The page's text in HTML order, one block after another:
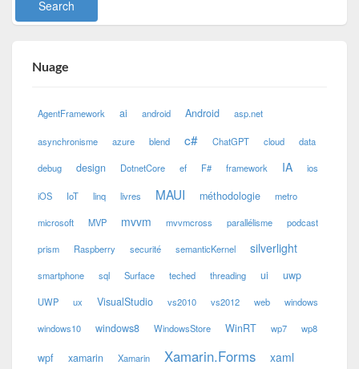
Nuage
AgentFramework ai android Android asp.net
asynchronisme azure blend c# ChatGPT cloud data
debug design DotnetCore ef F# framework IA ios
iOS IoT linq livres MAUI méthodologie metro
microsoft MVP mvvm mvvmcross parallélisme podcast
prism Raspberry securité semanticKernel silverlight
smartphone sql Surface teched threading ui uwp
UWP ux VisualStudio vs2010 vs2012 web windows
windows10 windows8 WindowsStore WinRT wp7 wp8
wpf xamarin Xamarin Xamarin.Forms xaml